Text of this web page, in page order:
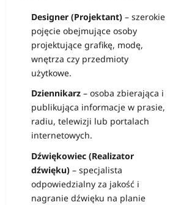
Designer (Projektant) – szerokie
pojęcie obejmujące osoby
projektujące grafikę, modę,
wnętrza czy przedmioty
użytkowe.
Dziennikarz – osoba zbierająca i
publikująca informacje w prasie,
radiu, telewizji lub portalach
internetowych.
Dźwiękowiec (Realizator
dźwięku) – specjalista
odpowiedzialny za jakość i
nagranie dźwięku na planie